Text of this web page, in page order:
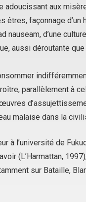
aux
êtres, façonnage d’un
nauseam, d’une
, aussi déroutante
parallèlement à
malaise dans la
à l’université de
(L’Harmattan,
sur Bataille,